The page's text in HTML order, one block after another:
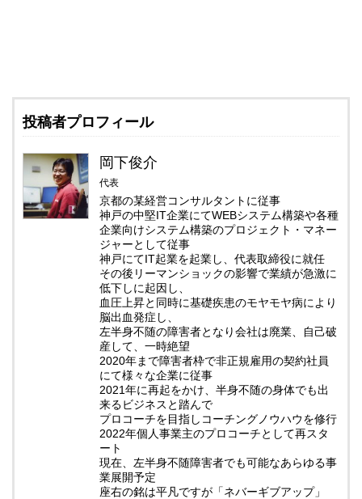
投稿者プロフィール
岡下俊介
代表
京都の某経営コンサルタントに従事
神戸の中堅IT企業にてWEBシステム構築や各種
企業向けシステム構築のプロジェクト・マネー
ジャーとして従事
神戸にてIT起業を起業し、代表取締役に就任
その後リーマンショックの影響で業績が急激に
低下しに起因し、
血圧上昇と同時に基礎疾患のモヤモヤ病により
脳出血発症し、
左半身不随の障害者となり会社は廃業、自己破
産して、一時絶望
2020年まで障害者枠で非正規雇用の契約社員
にて様々な企業に従事
2021年に再起をかけ、半身不随の身体でも出
来るビジネスと踏んで
プロコーチを目指しコーチングノウハウを修行
2022年個人事業主のプロコーチとして再スタ
ート
現在、左半身不随障害者でも可能なあらゆる事
業展開予定
座右の銘は平凡ですが「ネバーギブアップ」